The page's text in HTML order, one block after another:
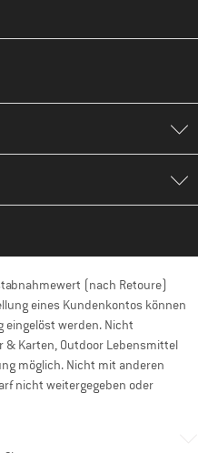
(nach Retoure)
eines Kundenkontos können
eingelöst werden. Nicht
& Karten, Outdoor Lebensmittel
möglich. Nicht mit anderen
nicht weitergegeben oder